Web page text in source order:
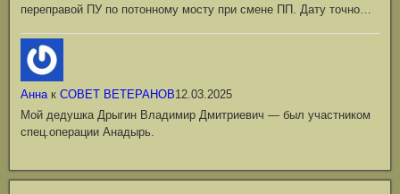
переправой ПУ по потонному мосту при смене ПП. Дату точно…
Аннак СОВЕТ ВЕТЕРАНОВ12.03.2025
Мой дедушка Дрыгин Владимир Дмитриевич — был участником
спец.операции Анадырь.